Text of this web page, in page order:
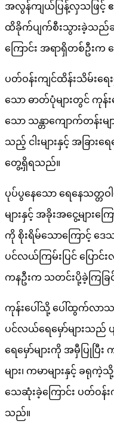
အလွန်ကျယ်ပြန့်လှသဖြင့်
ထိခိုက်ပျက်စီးသွားခဲ့သည်
ကြောင်း အရာရှိတစ်ဦးက
ပတ်ဝန်းကျင်ထိန်းသိမ်းရေ
သော ဓာတ်ပုံများတွင် ကု
သော သန္တာကျောက်တန်း
သည့် ငါးများနှင့် အခြား
တွေ့ရှိရသည်။
ပုပ်ပွနေသော ရေနေသတ္
များနှင့် အခိုးအငွေ့များက
ကို စိုးရိမ်သောကြောင့် ဒ
ပင်လယ်ကြမ်းပြင် ပြောင်
ကနဦးက သတင်းပို့ခဲ့ကြခြ
ကုန်းပေါ်သို့ ပေါ်ထွက်လာသ
ပင်လယ်ရေမှော်များသည် ပ
ရေမှော်များကို အမှီပြုပြီး
များ၊ ကမာများနှင့် ခရု
သေဆုံးခဲ့ကြောင်း ပတ်ဝန်း
သည်။